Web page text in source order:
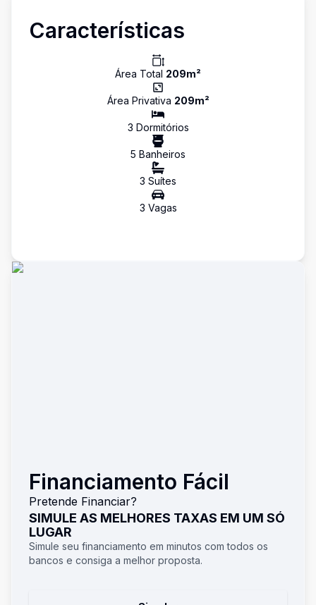
Características
Área Total 209m²
Área Privativa 209m²
3 Dormitórios
5 Banheiros
3 Suítes
3 Vagas
Financiamento Fácil
Pretende Financiar?
SIMULE AS MELHORES TAXAS EM UM SÓ
LUGAR
Simule seu financiamento em minutos com todos os
bancos e consiga a melhor proposta.